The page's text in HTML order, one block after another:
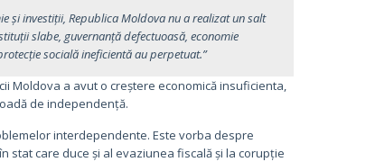
și investiții, Republica Moldova nu a realizat un salt
slabe, guvernanță defectuoasă, economie
socială ineficientă au perpetuat.”
Moldova a avut o creștere economică insuficienta,
de independență.
interdependente. Este vorba despre
stat care duce și al evaziunea fiscală și la corupție